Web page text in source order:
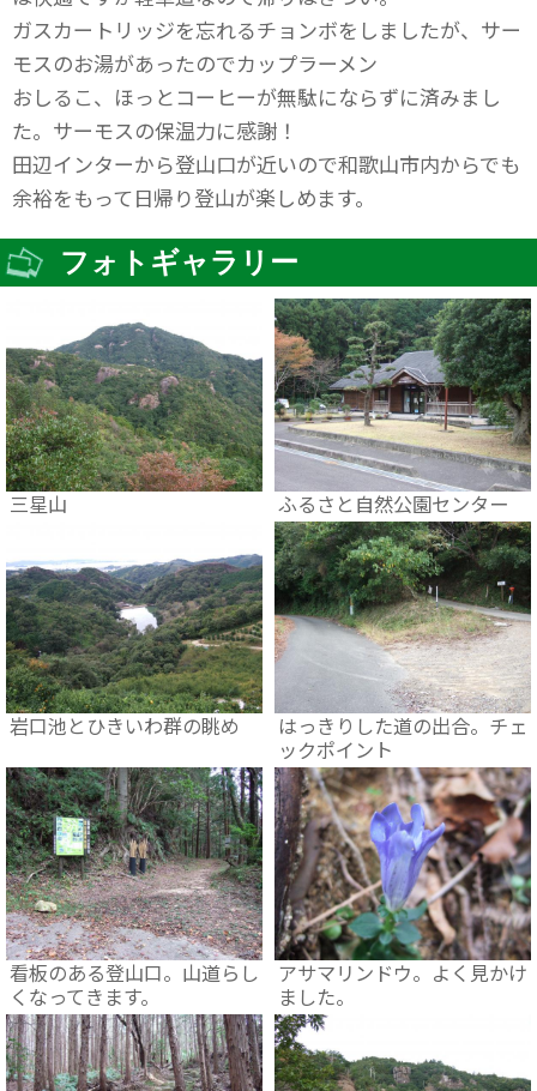
ガスカートリッジを忘れるチョンボをしましたが、サー
モスのお湯があったのでカップラーメン
おしるこ、ほっとコーヒーが無駄にならずに済みまし
た。サーモスの保温力に感謝！
田辺インターから登山口が近いので和歌山市内からでも
余裕をもって日帰り登山が楽しめます。
フォトギャラリー
三星山 ふるさと自然公園センター
岩口池とひきいわ群の眺め
はっきりした道の出合。チェ
ックポイント
看板のある登山口。山道らし
くなってきます。
アサマリンドウ。よく見かけ
ました。